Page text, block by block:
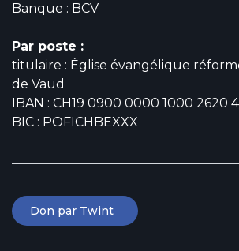
Banque : BCV
Par poste :
titulaire : Église évangélique
de Vaud
IBAN : CH19 0900 0000 1000 2620 4
BIC : POFICHBEXXX
Don par Twint